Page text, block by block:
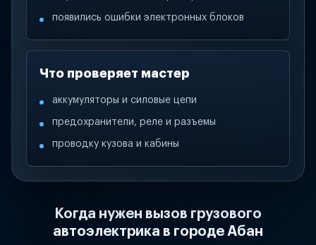
появились ошибки электронных блоков
Что проверяет мастер
аккумуляторы и силовые цепи
предохранители, реле и разъемы
проводку кузова и кабины
Когда нужен вызов грузового
автоэлектрика в городе Абан